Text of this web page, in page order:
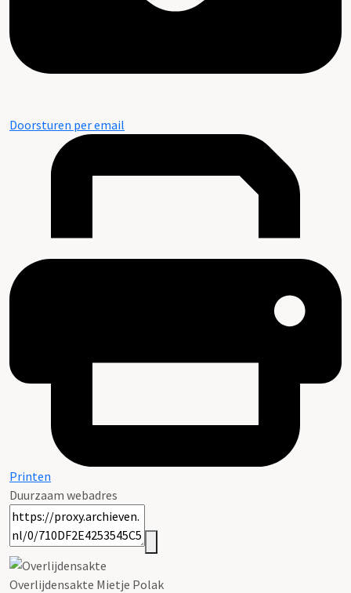
Doorsturen per email
Printen
Duurzaam webadres
Overlijdensakte Mietje Polak